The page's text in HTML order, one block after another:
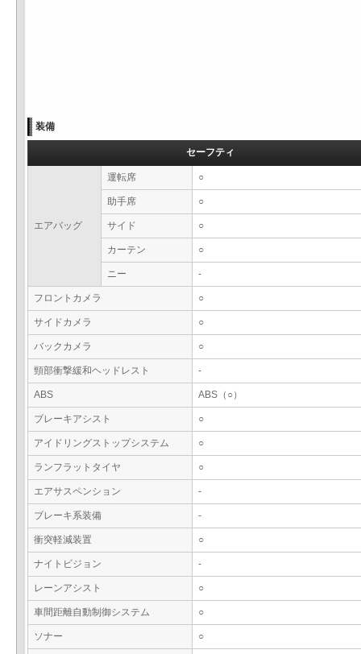
装備
セーフティ
エアバッグ
運転席 ○
助手席 ○
サイド ○
カーテン ○
ニー -
フロントカメラ ○
サイドカメラ ○
バックカメラ ○
頸部衝撃緩和ヘッドレスト -
ABS ABS（○）
ブレーキアシスト ○
アイドリングストップシステム ○
ランフラットタイヤ ○
エアサスペンション -
ブレーキ系装備 -
衝突軽減装置 ○
ナイトビジョン -
レーンアシスト ○
車間距離自動制御システム ○
ソナー ○